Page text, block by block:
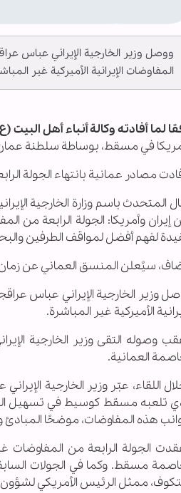
ووصل وزير الخارجية الإيراني عباس
المفاوضات الإيرانية الأميركية غير
لما أفادته وكالة أنباء أهل البيت (ع)
في مسقط، بوساطة سلطنة
مصادر عمانية بانتهاء الجولة
المتحدث باسم وزارة الخارجية
إيران وأمريكا: الجولة الرابعة من
لفهم أفضل لمواقف الطرفين
سيُعلن المنسق العماني عن
وزير الخارجية الإيراني عباس
الأميركية غير المباشرة.
وصوله التقى وزير الخارجية
العمانية.
اللقاء، عبّر وزير الخارجية
تلعبه مسقط كوسيط في تسهيل
هذه المفاوضات، موضحًا المبادئ
مسقط. وكما في الجولات
ممثل الرئيس الأمريكي